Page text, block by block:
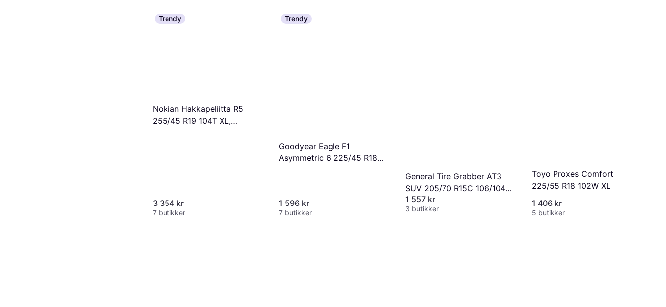
Trendy
Nokian Hakkapeliitta R5
255/45 R19 104T XL,
3 354 kr
7 butikker
Trendy
Goodyear Eagle F1
Asymmetric 6 225/45 R18
1 596 kr
7 butikker
General Tire Grabber AT3
SUV 205/70 R15C 106/104S
8PR
1 557 kr
3 butikker
Toyo Proxes Comfort
225/55 R18 102W XL
1 406 kr
5 butikker